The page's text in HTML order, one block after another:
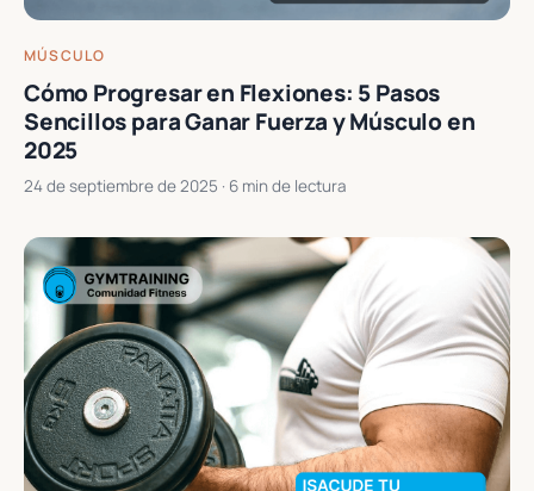
MÚSCULO
Cómo Progresar en Flexiones: 5 Pasos
Sencillos para Ganar Fuerza y Músculo en
2025
24 de septiembre de 2025 · 6 min de lectura